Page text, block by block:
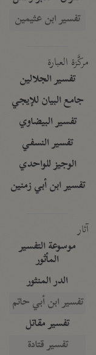
تفسير ابن عثيمين
مركَّزة العبارة
تفسير الجلالين
جامع البيان للإيجي
تفسير البيضاوي
تفسير النسفي
الوجيز للواحدي
تفسير ابن أبي زمنين
آثار
موسوعة التفسير
المأثور
الدر المنثور
تفسير ابن أبي حاتم
تفسير مقاتل
تفسير قتادة